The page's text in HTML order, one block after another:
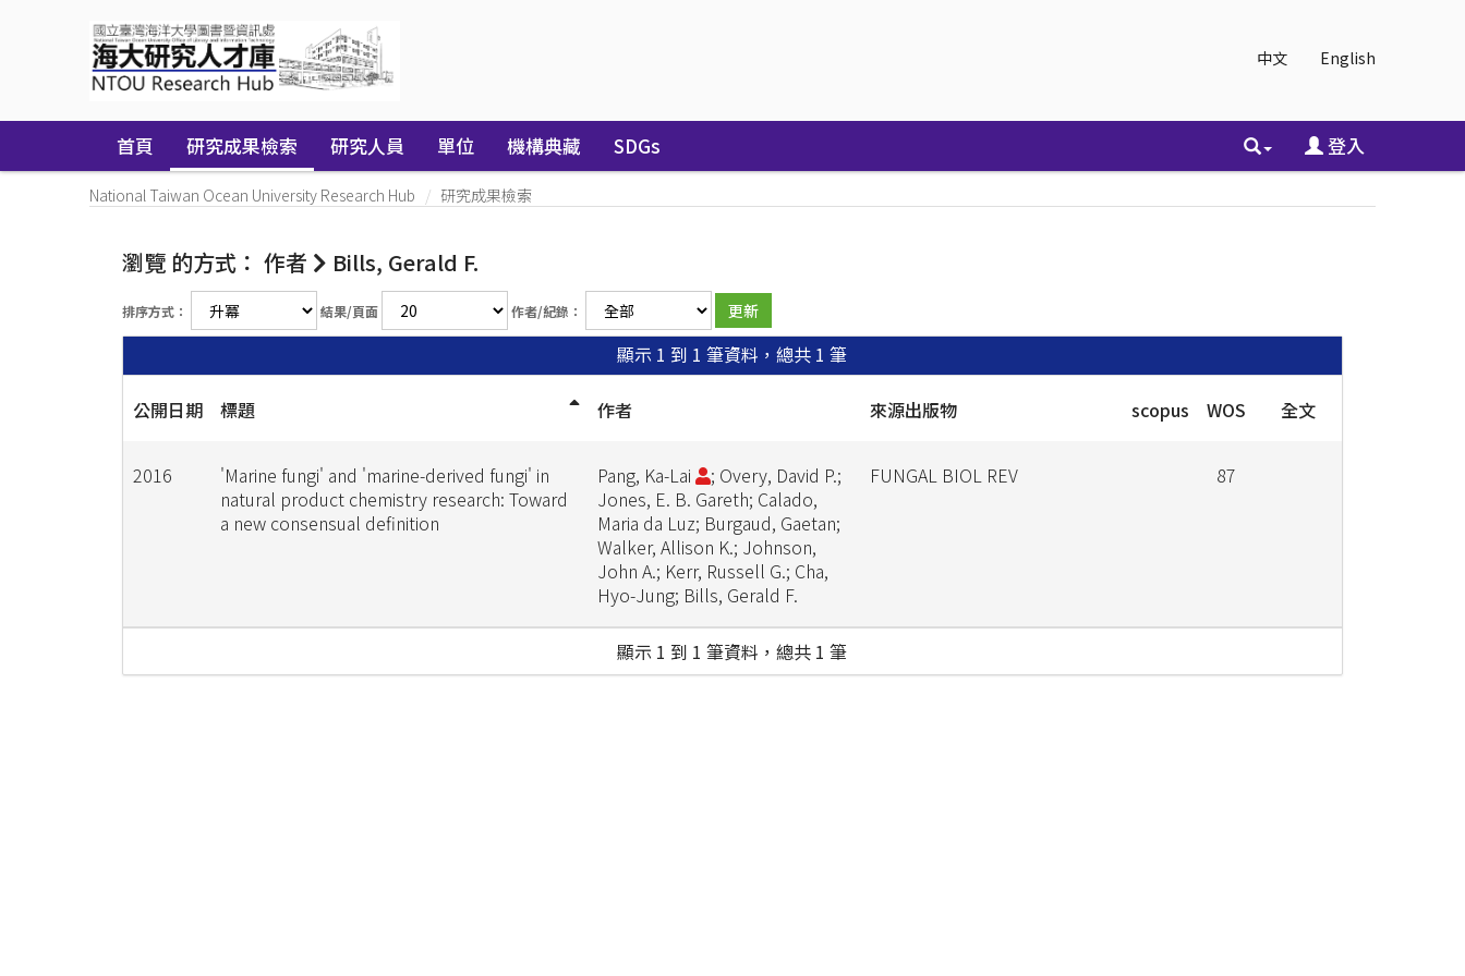
中文 English
首頁 研究成果檢索 研究人員 單位 機構典藏 SDGs 登入
National Taiwan Ocean University Research Hub 研究成果檢索
瀏覽 的方式： 作者 Bills, Gerald F.
排序方式： 結果/頁面 作者/紀錄：
顯示 1 到 1 筆資料，總共 1 筆
公開日期 標題 作者 來源出版物 scopus WOS 全文
2016
'Marine fungi' and 'marine-derived fungi' in
natural product chemistry research: Toward
a new consensual definition
Pang, Ka-Lai
; Overy, David P.;
Jones, E. B. Gareth; Calado,
Maria da Luz; Burgaud, Gaetan;
Walker, Allison K.; Johnson,
John A.; Kerr, Russell G.; Cha,
Hyo-Jung; Bills, Gerald F.
FUNGAL BIOL REV 87
顯示 1 到 1 筆資料，總共 1 筆